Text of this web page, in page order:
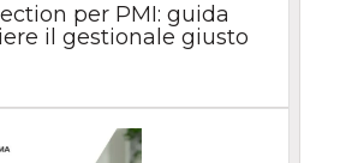
per PMI: guida
il gestionale giusto